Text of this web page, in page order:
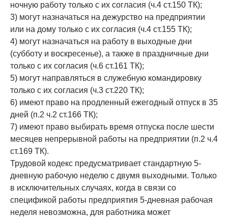
ночную работу только с их согласия (ч.4 ст.150 ТК);
3) могут назначаться на дежурство на предприятии
или на дому только с их согласия (ч.4 ст.155 ТК);
4) могут назначаться на работу в выходные дни
(субботу и воскресенье), а также в праздничные дни
только с их согласия (ч.6 ст.161 ТК);
5) могут направляться в служебную командировку
только с их согласия (ч.3 ст.220 ТК);
6) имеют право на продленный ежегодный отпуск в 35
дней (п.2 ч.2 ст.166 ТК);
7) имеют право выбирать время отпуска после шести
месяцев непрерывной работы на предприятии (п.2 ч.4
ст.169 ТК).
Трудовой кодекс предусматривает стандартную 5-
дневную рабочую неделю с двумя выходными. Только
в исключительных случаях, когда в связи со
спецификой работы предприятия 5-дневная рабочая
неделя невозможна, для работника может